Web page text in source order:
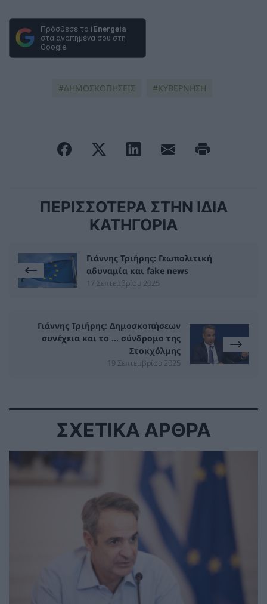
Πρόσθεσε το iEnergeia
στα αγαπημένα σου στη
Google
ΔΗΜΟΣΚΟΠΗΣΕΙΣ ΚΥΒΕΡΝΗΣΗ
ΠΕΡΙΣΣΟΤΕΡΑ ΣΤΗΝ ΙΔΙΑ
ΚΑΤΗΓΟΡΙΑ
Γιάννης Τριήρης: Γεωπολιτική
αδυναμία και fake news
17 Σεπτεμβρίου 2025
Γιάννης Τριήρης: Δημοσκοπήσεων
συνέχεια και το … σύνδρομο της
Στοκχόλμης
19 Σεπτεμβρίου 2025
ΣΧΕΤΙΚΑ ΑΡΘΡΑ